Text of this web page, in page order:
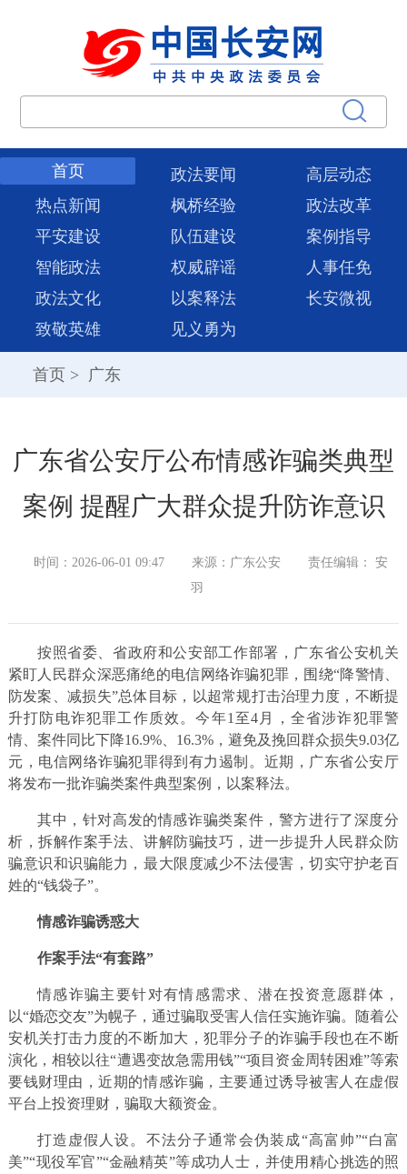
首页 政法要闻
高层动态
热点新闻
枫桥经验
政法改革
平安建设
队伍建设
案例指导
智能政法
权威辟谣
人事任免
政法文化
以案释法
长安微视
致敬英雄
见义勇为
首页 > 广东
广东省公安厅公布情感诈骗类典型
案例 提醒广大群众提升防诈意识
时间：2026-06-01 09:47 来源：广东公安
责任编辑： 安
羽
按照省委、省政府和公安部工作部署，广东省公安机关
紧盯人民群众深恶痛绝的电信网络诈骗犯罪，围绕“降警情、
防发案、减损失”总体目标，以超常规打击治理力度，不断提
升打防电诈犯罪工作质效。今年1至4月，全省涉诈犯罪警
情、案件同比下降16.9%、16.3%，避免及挽回群众损失9.03亿
元，电信网络诈骗犯罪得到有力遏制。近期，广东省公安厅
将发布一批诈骗类案件典型案例，以案释法。
其中，针对高发的情感诈骗类案件，警方进行了深度分
析，拆解作案手法、讲解防骗技巧，进一步提升人民群众防
骗意识和识骗能力，最大限度减少不法侵害，切实守护老百
姓的“钱袋子”。
情感诈骗诱惑大
作案手法“有套路”
情感诈骗主要针对有情感需求、潜在投资意愿群体，
以“婚恋交友”为幌子，通过骗取受害人信任实施诈骗。随着公
安机关打击力度的不断加大，犯罪分子的诈骗手段也在不断
演化，相较以往“遭遇变故急需用钱”“项目资金周转困难”等索
要钱财理由，近期的情感诈骗，主要通过诱导被害人在虚假
平台上投资理财，骗取大额资金。
打造虚假人设。不法分子通常会伪装成“高富帅”“白富
美”“现役军官”“金融精英”等成功人士，并使用精心挑选的照